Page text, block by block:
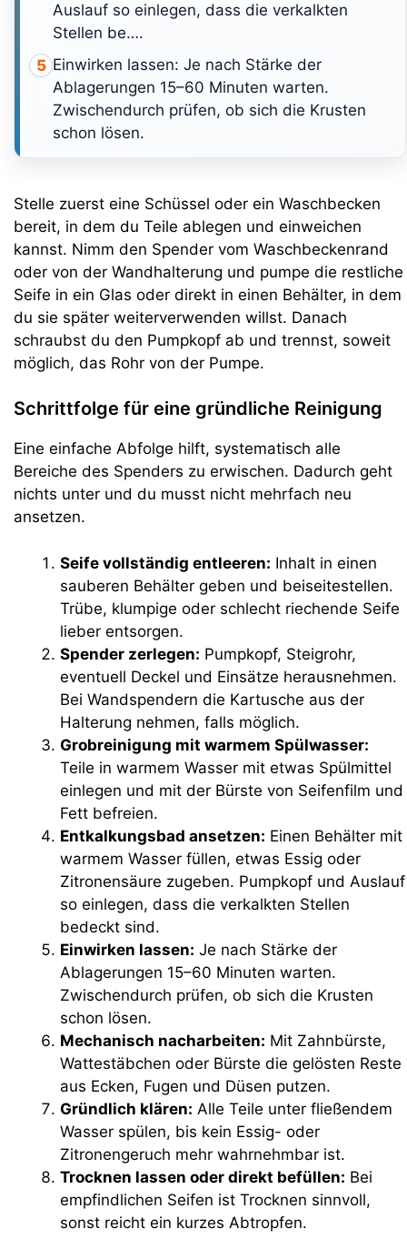
Auslauf so einlegen, dass die verkalkten
Stellen be….
5 Einwirken lassen: Je nach Stärke der
Ablagerungen 15–60 Minuten warten.
Zwischendurch prüfen, ob sich die Krusten
schon lösen.
Stelle zuerst eine Schüssel oder ein Waschbecken
bereit, in dem du Teile ablegen und einweichen
kannst. Nimm den Spender vom Waschbeckenrand
oder von der Wandhalterung und pumpe die restliche
Seife in ein Glas oder direkt in einen Behälter, in dem
du sie später weiterverwenden willst. Danach
schraubst du den Pumpkopf ab und trennst, soweit
möglich, das Rohr von der Pumpe.
Schrittfolge für eine gründliche Reinigung
Eine einfache Abfolge hilft, systematisch alle
Bereiche des Spenders zu erwischen. Dadurch geht
nichts unter und du musst nicht mehrfach neu
ansetzen.
Seife vollständig entleeren: Inhalt in einen
sauberen Behälter geben und beiseitestellen.
Trübe, klumpige oder schlecht riechende Seife
lieber entsorgen.
Spender zerlegen: Pumpkopf, Steigrohr,
eventuell Deckel und Einsätze herausnehmen.
Bei Wandspendern die Kartusche aus der
Halterung nehmen, falls möglich.
Grobreinigung mit warmem Spülwasser:
Teile in warmem Wasser mit etwas Spülmittel
einlegen und mit der Bürste von Seifenfilm und
Fett befreien.
Entkalkungsbad ansetzen: Einen Behälter mit
warmem Wasser füllen, etwas Essig oder
Zitronensäure zugeben. Pumpkopf und Auslauf
so einlegen, dass die verkalkten Stellen
bedeckt sind.
Einwirken lassen: Je nach Stärke der
Ablagerungen 15–60 Minuten warten.
Zwischendurch prüfen, ob sich die Krusten
schon lösen.
Mechanisch nacharbeiten: Mit Zahnbürste,
Wattestäbchen oder Bürste die gelösten Reste
aus Ecken, Fugen und Düsen putzen.
Gründlich klären: Alle Teile unter fließendem
Wasser spülen, bis kein Essig- oder
Zitronengeruch mehr wahrnehmbar ist.
Trocknen lassen oder direkt befüllen: Bei
empfindlichen Seifen ist Trocknen sinnvoll,
sonst reicht ein kurzes Abtropfen.